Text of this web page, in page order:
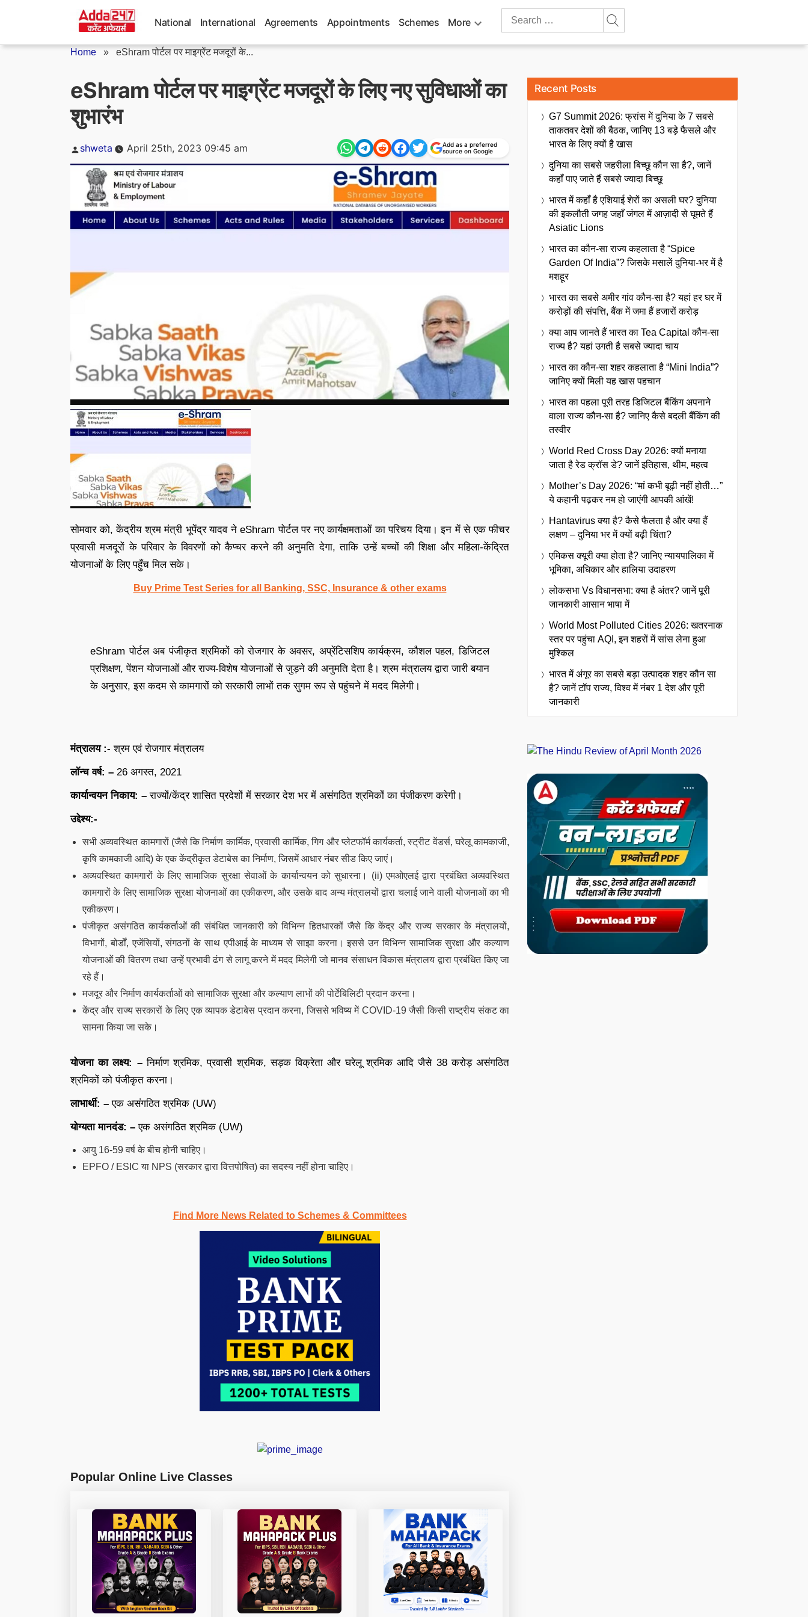
National International Agreements Appointments Schemes More
Search
Home » eShram पोर्टल पर माइग्रेंट मजदूरों के...
eShram पोर्टल पर माइग्रेंट मजदूरों के लिए नए सुविधाओं का
शुभारंभ
Posted
shweta April 25th, 2023 09:45 am
Add as a preferred
source on Google
सोमवार को, केंद्रीय श्रम मंत्री भूपेंद्र यादव ने eShram पोर्टल पर नए कार्यक्षमताओं का परिचय दिया। इन में से एक फीचर
प्रवासी मजदूरों के परिवार के विवरणों को कैप्चर करने की अनुमति देगा, ताकि उन्हें बच्चों की शिक्षा और महिला-केंद्रित
योजनाओं के लिए पहुँच मिल सके।
Buy Prime Test Series for all Banking, SSC, Insurance & other exams
eShram पोर्टल अब पंजीकृत श्रमिकों को रोजगार के अवसर, अप्रेंटिसशिप कार्यक्रम, कौशल पहल, डिजिटल
प्रशिक्षण, पेंशन योजनाओं और राज्य-विशेष योजनाओं से जुड़ने की अनुमति देता है। श्रम मंत्रालय द्वारा जारी बयान
के अनुसार, इस कदम से कामगारों को सरकारी लाभों तक सुगम रूप से पहुंचने में मदद मिलेगी।
मंत्रालय :- श्रम एवं रोजगार मंत्रालय
लॉन्च वर्ष: – 26 अगस्त, 2021
कार्यान्वयन निकाय: – राज्यों/केंद्र शासित प्रदेशों में सरकार देश भर में असंगठित श्रमिकों का पंजीकरण करेगी।
उद्देश्य:-
सभी अव्यवस्थित कामगारों (जैसे कि निर्माण कार्मिक, प्रवासी कार्मिक, गिग और प्लेटफॉर्म कार्यकर्ता, स्ट्रीट वेंडर्स, घरेलू कामकाजी,
कृषि कामकाजी आदि) के एक केंद्रीकृत डेटाबेस का निर्माण, जिसमें आधार नंबर सीड किए जाएं।
अव्यवस्थित कामगारों के लिए सामाजिक सुरक्षा सेवाओं के कार्यान्वयन को सुधारना। (ii) एमओएलई द्वारा प्रबंधित अव्यवस्थित
कामगारों के लिए सामाजिक सुरक्षा योजनाओं का एकीकरण, और उसके बाद अन्य मंत्रालयों द्वारा चलाई जाने वाली योजनाओं का भी
एकीकरण।
पंजीकृत असंगठित कार्यकर्ताओं की संबंधित जानकारी को विभिन्न हितधारकों जैसे कि केंद्र और राज्य सरकार के मंत्रालयों,
विभागों, बोर्डों, एजेंसियों, संगठनों के साथ एपीआई के माध्यम से साझा करना। इससे उन विभिन्न सामाजिक सुरक्षा और कल्याण
योजनाओं की वितरण तथा उन्हें प्रभावी ढंग से लागू करने में मदद मिलेगी जो मानव संसाधन विकास मंत्रालय द्वारा प्रबंधित किए जा
रहे हैं।
मजदूर और निर्माण कार्यकर्ताओं को सामाजिक सुरक्षा और कल्याण लाभों की पोर्टेबिलिटी प्रदान करना।
केंद्र और राज्य सरकारों के लिए एक व्यापक डेटाबेस प्रदान करना, जिससे भविष्य में COVID-19 जैसी किसी राष्ट्रीय संकट का
सामना किया जा सके।
योजना का लक्ष्य: –निर्माण श्रमिक, प्रवासी श्रमिक, सड़क विक्रेता और घरेलू श्रमिक आदि जैसे 38 करोड़ असंगठित
श्रमिकों को पंजीकृत करना।
लाभार्थी: – एक असंगठित श्रमिक (UW)
योग्यता मानदंड: – एक असंगठित श्रमिक (UW)
आयु 16-59 वर्ष के बीच होनी चाहिए।
EPFO / ESIC या NPS (सरकार द्वारा वित्तपोषित) का सदस्य नहीं होना चाहिए।
Find More News Related to Schemes & Committees
Popular Online Live Classes
Recent Posts
G7 Summit 2026: फ्रांस में दुनिया के 7 सबसे
ताकतवर देशों की बैठक, जानिए 13 बड़े फैसले और
भारत के लिए क्यों है खास
दुनिया का सबसे जहरीला बिच्छू कौन सा है?, जानें
कहाँ पाए जाते हैं सबसे ज्यादा बिच्छू
भारत में कहाँ है एशियाई शेरों का असली घर? दुनिया
की इकलौती जगह जहाँ जंगल में आज़ादी से घूमते हैं
Asiatic Lions
भारत का कौन-सा राज्य कहलाता है “Spice
Garden Of India”? जिसके मसालें दुनिया-भर में है
मशहूर
भारत का सबसे अमीर गांव कौन-सा है? यहां हर घर में
करोड़ों की संपत्ति, बैंक में जमा हैं हजारों करोड़
क्या आप जानते हैं भारत का Tea Capital कौन-सा
राज्य है? यहां उगती है सबसे ज्यादा चाय
भारत का कौन-सा शहर कहलाता है “Mini India”?
जानिए क्यों मिली यह खास पहचान
भारत का पहला पूरी तरह डिजिटल बैंकिंग अपनाने
वाला राज्य कौन-सा है? जानिए कैसे बदली बैंकिंग की
तस्वीर
World Red Cross Day 2026: क्यों मनाया
जाता है रेड क्रॉस डे? जानें इतिहास, थीम, महत्व
Mother’s Day 2026: “मां कभी बूढ़ी नहीं होती…”
ये कहानी पढ़कर नम हो जाएंगी आपकी आंखें!
Hantavirus क्या है? कैसे फैलता है और क्या हैं
लक्षण – दुनिया भर में क्यों बढ़ी चिंता?
एमिकस क्यूरी क्या होता है? जानिए न्यायपालिका में
भूमिका, अधिकार और हालिया उदाहरण
लोकसभा Vs विधानसभा: क्या है अंतर? जानें पूरी
जानकारी आसान भाषा में
World Most Polluted Cities 2026: खतरनाक
स्तर पर पहुंचा AQI, इन शहरों में सांस लेना हुआ
मुश्किल
भारत में अंगूर का सबसे बड़ा उत्पादक शहर कौन सा
है? जानें टॉप राज्य, विश्व में नंबर 1 देश और पूरी
जानकारी